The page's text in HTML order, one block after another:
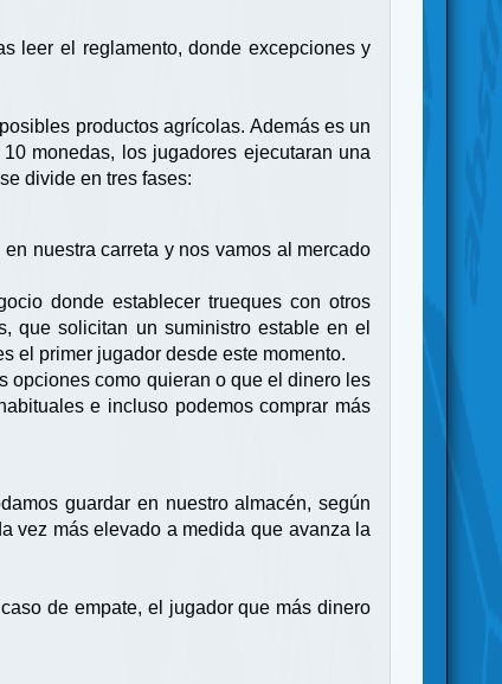
leer el reglamento, donde excepciones y
productos agrícolas. Además es un
monedas, los jugadores ejecutaran una
divide en tres fases:
nuestra carreta y nos vamos al mercado
donde establecer trueques con otros
que solicitan un suministro estable en el
el primer jugador desde este momento.
opciones como quieran o que el dinero les
e incluso podemos comprar más
guardar en nuestro almacén, según
vez más elevado a medida que avanza la
de empate, el jugador que más dinero